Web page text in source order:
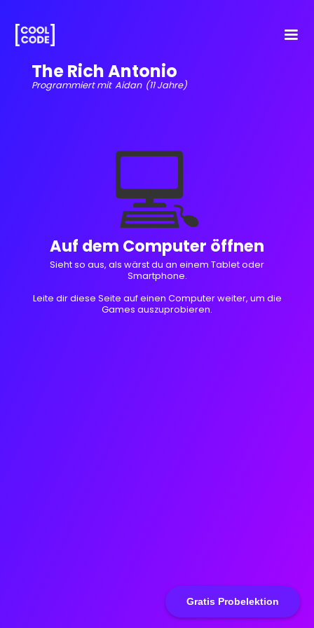
Gratis Probelektion
The Rich Antonio
Programmiert mit Aidan (11 Jahre)
💻
Auf dem Computer öffnen
Sieht so aus, als wärst du an einem Tablet oder
Smartphone.
Leite dir diese Seite auf einen Computer weiter, um die
Games auszuprobieren.